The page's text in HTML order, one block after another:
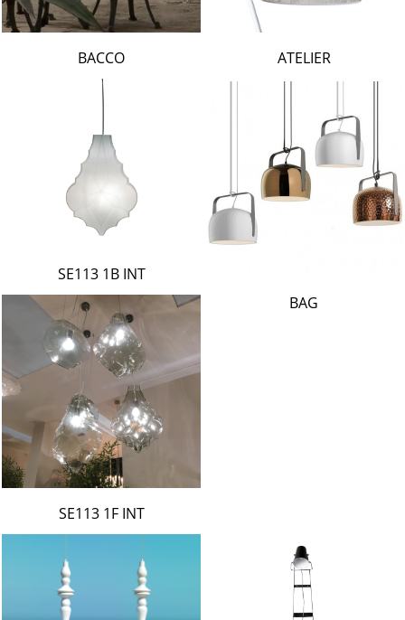
ATELIER
BACCO
BAG
SE113 1B INT
SE113 1F INT